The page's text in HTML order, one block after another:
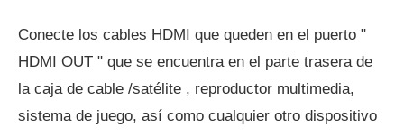
Conecte los cables HDMI que queden en el puerto "
HDMI OUT " que se encuentra en el parte trasera de
la caja de cable /satélite , reproductor multimedia,
sistema de juego, así como cualquier otro dispositivo